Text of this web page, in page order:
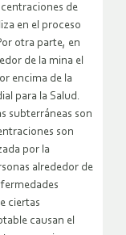
de
en el proceso
otra parte, en
de la mina el
encima de la
para la Salud.
subterráneas son
son
por la
alrededor de
ciertas
causan el